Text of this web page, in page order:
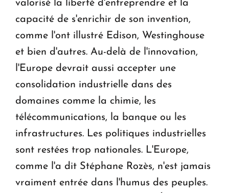
valorisé la liberté d'entreprendre et la
capacité de s'enrichir de son invention,
comme l'ont illustré Edison, Westinghouse
et bien d'autres. Au-delà de l'innovation,
l'Europe devrait aussi accepter une
consolidation industrielle dans des
domaines comme la chimie, les
télécommunications, la banque ou les
infrastructures. Les politiques industrielles
sont restées trop nationales. L'Europe,
comme l'a dit Stéphane Rozès, n'est jamais
vraiment entrée dans l'humus des peuples.